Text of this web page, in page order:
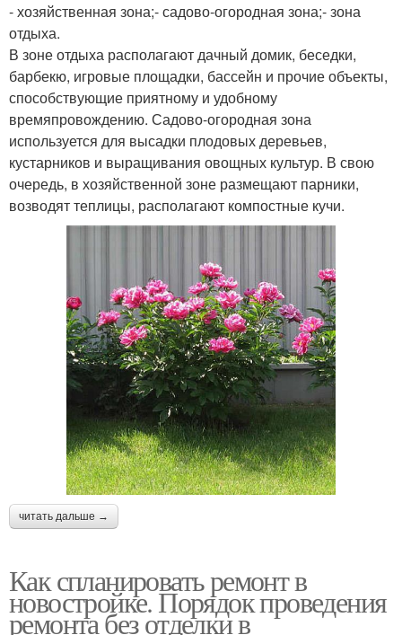
- хозяйственная зона;- садово-огородная зона;- зона
отдыха.
В зоне отдыха располагают дачный домик, беседки,
барбекю, игровые площадки, бассейн и прочие объекты,
способствующие приятному и удобному
времяпровождению. Садово-огородная зона
используется для высадки плодовых деревьев,
кустарников и выращивания овощных культур. В свою
очередь, в хозяйственной зоне размещают парники,
возводят теплицы, располагают компостные кучи.
читать дальше →
Как спланировать ремонт в
новостройке. Порядок проведения
ремонта без отделки в